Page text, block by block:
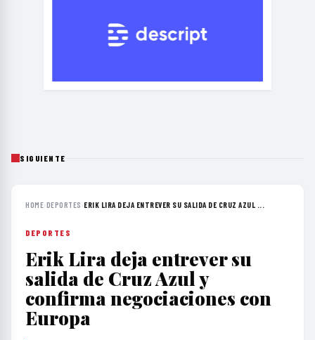
SIGUIENTE
HOME›DEPORTES ›ERIK LIRA DEJA ENTREVER SU SALIDA DE CRUZ AZUL ...
DEPORTES
Erik Lira deja entrever su
salida de Cruz Azul y
confirma negociaciones con
Europa